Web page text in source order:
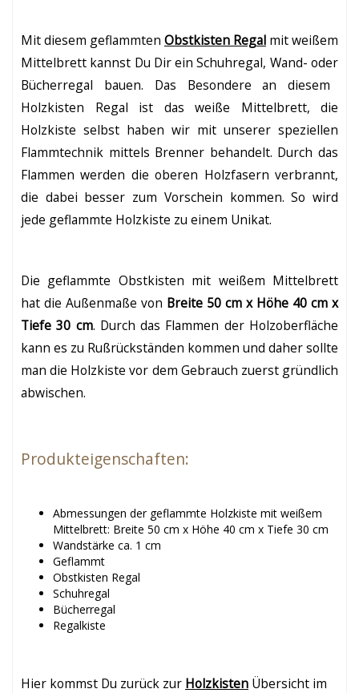
Mit diesem geflammten Obstkisten Regal mit weißem
Mittelbrett kannst Du Dir einSchuhregal, Wand-oder
Bücherregal bauen. Das Besondere an diesem
Holzkisten Regal ist das weiße Mittelbrett, die
Holzkiste selbst haben wir mit unserer speziellen
Flammtechnik mittels Brenner behandelt. Durch das
Flammen werden die oberen Holzfasern verbrannt,
die dabei besser zum Vorschein kommen. So wird
jede geflammte Holzkiste zu einem Unikat.
Die geflammte Obstkisten mit weißem Mittelbrett
hat die Außenmaße von Breite 50 cm x Höhe 40 cm x
Tiefe 30 cm. Durch das Flammen der Holzoberfläche
kann es zu Rußrückständen kommen und daher sollte
man die Holzkiste vor dem Gebrauch zuerst gründlich
abwischen.
Produkteigenschaften:
Abmessungen der geflammte Holzkiste mit weißem
Mittelbrett: Breite 50 cm x Höhe 40 cm x Tiefe 30 cm
Wandstärke ca. 1 cm
Geflammt
Obstkisten Regal
Schuhregal
Bücherregal
Regalkiste
Hier kommst Du zurück zur Holzkisten Übersicht im